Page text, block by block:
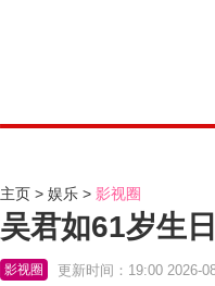
主页 娱乐 影视圈
吴君如61岁生
影视圈 更新时间：19:00 2026-